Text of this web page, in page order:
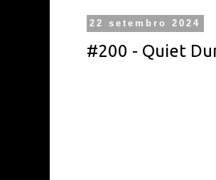
22 setembro 2024
#200 - Quiet